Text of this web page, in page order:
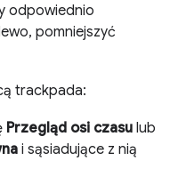
odpowiednio
pomniejszyć
trackpada:
Przegląd osi czasu lub
i sąsiadujące z nią